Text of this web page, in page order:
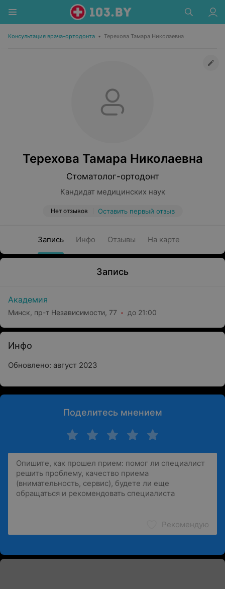
Консультация врача-ортодонта • Терехова Тамара Николаевна
Терехова Тамара Николаевна
Стоматолог-ортодонт
Кандидат медицинских наук
Нет отзывов Оставить первый отзыв
Запись Инфо Отзывы На карте
Запись
Академия
Минск, пр-т Независимости, 77 до 21:00
Инфо
Обновлено: август 2023
Поделитесь мнением
Рекомендую